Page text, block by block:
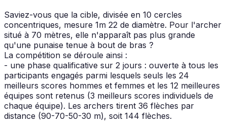
Saviez-vous que la cible, divisée en 10 cercles
concentriques, mesure 1m 22 de diamètre. Pour l'archer
situé à 70 mètres, elle n'apparaît pas plus grande
qu'une punaise tenue à bout de bras ?
La compétition se déroule ainsi :
- une phase qualificative sur 2 jours : ouverte à tous les
participants engagés parmi lesquels seuls les 24
meilleurs scores hommes et femmes et les 12 meilleures
équipes sont retenus (3 meilleurs scores individuels de
chaque équipe). Les archers tirent 36 flèches par
distance (90-70-50-30 m), soit 144 flèches.